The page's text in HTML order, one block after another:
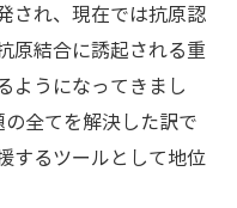
され、現在では抗原認
原結合に誘起される重
ようになってきまし
全てを解決した訳で
するツールとして地位